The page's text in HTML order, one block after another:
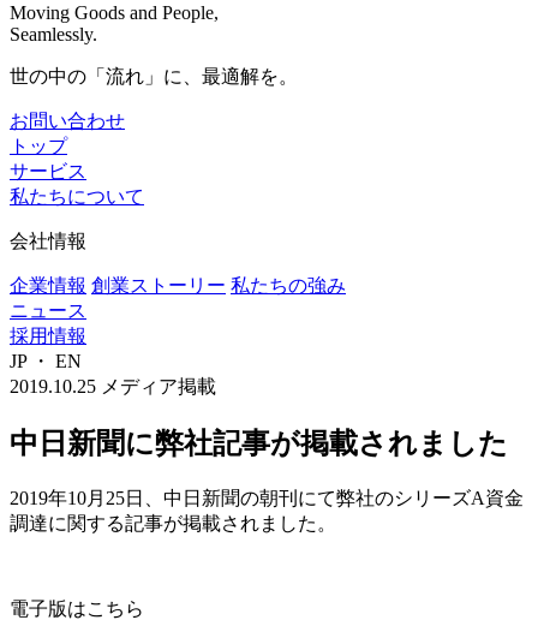
Moving Goods and People,
Seamlessly.
世の中の「流れ」に、最適解を。
お問い合わせ
トップ
サービス
私たちについて
会社情報
企業情報 創業ストーリー 私たちの強み
ニュース
採用情報
JP
・ EN
2019.10.25 メディア掲載
中日新聞に弊社記事が掲載されました
2019年10月25日、中日新聞の朝刊にて弊社のシリーズA資金
調達に関する記事が掲載されました。
電子版はこちら